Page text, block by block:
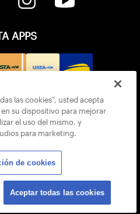
APPS
RIGHTS RESERVED
las cookies”, usted acepta
su dispositivo para mejorar
el uso del mismo, y
para marketing.
de cookies
Aceptar todas las cookies